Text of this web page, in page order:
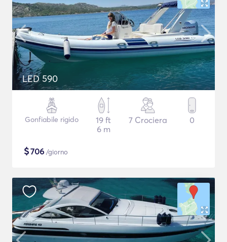
LED 590
Gonfiabile rigido
19 ft
6 m
7 Crociera 0
$706 /giorno